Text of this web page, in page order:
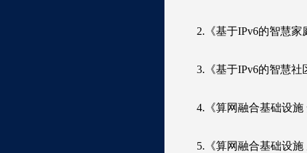
2.《基于IPv6的智慧
3.《基于IPv6的智慧
4.《算网融合基础设
5.《算网融合基础设